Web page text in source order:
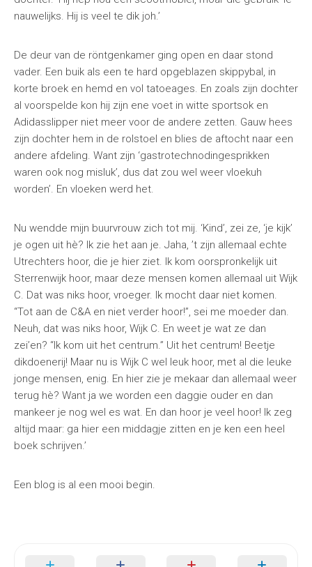
nauwelijks. Hij is veel te dik joh.’
De deur van de röntgenkamer ging open en daar stond
vader. Een buik als een te hard opgeblazen skippybal, in
korte broek en hemd en vol tatoeages. En zoals zijn dochter
al voorspelde kon hij zijn ene voet in witte sportsok en
Adidasslipper niet meer voor de andere zetten. Gauw hees
zijn dochter hem in de rolstoel en blies de aftocht naar een
andere afdeling. Want zijn ‘gastrotechnodingesprikken
waren ook nog misluk’, dus dat zou wel weer vloekuh
worden’. En vloeken werd het.
Nu wendde mijn buurvrouw zich tot mij. ‘Kind’, zei ze, ‘je kijk’
je ogen uit hè? Ik zie het aan je. Jaha, ’t zijn allemaal echte
Utrechters hoor, die je hier ziet. Ik kom oorspronkelijk uit
Sterrenwijk hoor, maar deze mensen komen allemaal uit Wijk
C. Dat was niks hoor, vroeger. Ik mocht daar niet komen.
“Tot aan de C&A en niet verder hoor!”, sei me moeder dan.
Neuh, dat was niks hoor, Wijk C. En weet je wat ze dan
zei’en? “Ik kom uit het centrum.” Uit het centrum! Beetje
dikdoenerij! Maar nu is Wijk C wel leuk hoor, met al die leuke
jonge mensen, enig. En hier zie je mekaar dan allemaal weer
terug hè? Want ja we worden een daggie ouder en dan
mankeer je nog wel es wat. En dan hoor je veel hoor! Ik zeg
altijd maar: ga hier een middagje zitten en je ken een heel
boek schrijven.’
Een blog is al een mooi begin.